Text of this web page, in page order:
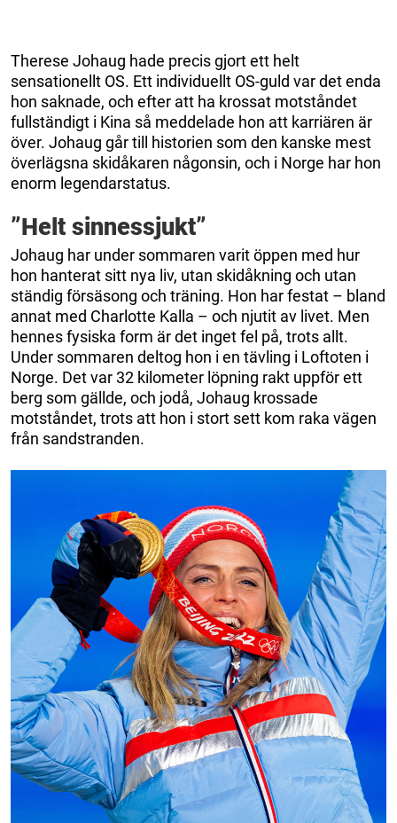
Therese Johaug hade precis gjort ett helt
sensationellt OS. Ett individuellt OS-guld var det enda
hon saknade, och efter att ha krossat motståndet
fullständigt i Kina så meddelade hon att karriären är
över. Johaug går till historien som den kanske mest
överlägsna skidåkaren någonsin, och i Norge har hon
enorm legendarstatus.
”Helt sinnessjukt”
Johaug har under sommaren varit öppen med hur
hon hanterat sitt nya liv, utan skidåkning och utan
ständig försäsong och träning. Hon har festat – bland
annat med Charlotte Kalla – och njutit av livet. Men
hennes fysiska form är det inget fel på, trots allt.
Under sommaren deltog hon i en tävling i Loftoten i
Norge. Det var 32 kilometer löpning rakt uppför ett
berg som gällde, och jodå, Johaug krossade
motståndet, trots att hon i stort sett kom raka vägen
från sandstranden.